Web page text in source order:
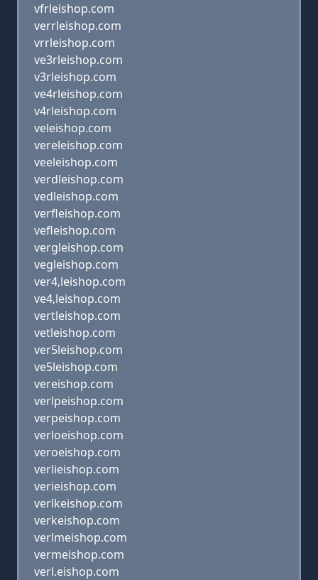
vfrleishop.com
verrleishop.com
vrrleishop.com
ve3rleishop.com
v3rleishop.com
ve4rleishop.com
v4rleishop.com
veleishop.com
vereleishop.com
veeleishop.com
verdleishop.com
vedleishop.com
verfleishop.com
vefleishop.com
vergleishop.com
vegleishop.com
ver4,leishop.com
ve4,leishop.com
vertleishop.com
vetleishop.com
ver5leishop.com
ve5leishop.com
vereishop.com
verlpeishop.com
verpeishop.com
verloeishop.com
veroeishop.com
verlieishop.com
verieishop.com
verlkeishop.com
verkeishop.com
verlmeishop.com
vermeishop.com
verl.eishop.com